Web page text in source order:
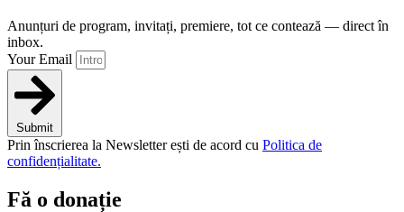
Anunțuri de program, invitați, premiere, tot ce contează — direct în
inbox.
Your Email
Submit
Prin înscrierea la Newsletter ești de acord cu Politica de
confidențialitate.
Fă o donație